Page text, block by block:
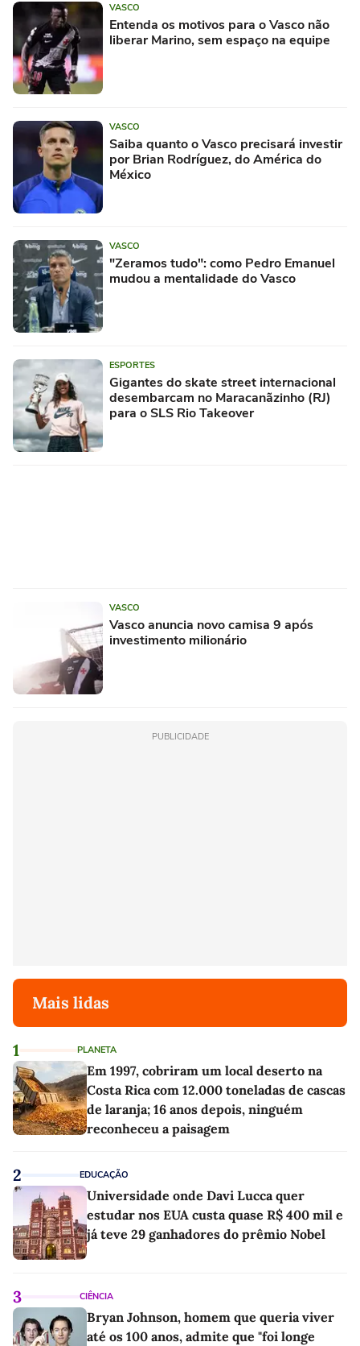
VASCO
Entenda os motivos para o Vasco não
liberar Marino, sem espaço na equipe
VASCO
Saiba quanto o Vasco precisará investir
por Brian Rodríguez, do América do
México
VASCO
"Zeramos tudo": como Pedro Emanuel
mudou a mentalidade do Vasco
ESPORTES
Gigantes do skate street internacional
desembarcam no Maracanãzinho (RJ)
para o SLS Rio Takeover
VASCO
Vasco anuncia novo camisa 9 após
investimento milionário
PUBLICIDADE
Mais lidas
1 PLANETA
Em 1997, cobriram um local deserto na
Costa Rica com 12.000 toneladas de cascas
de laranja; 16 anos depois, ninguém
reconheceu a paisagem
2 EDUCAÇÃO
Universidade onde Davi Lucca quer
estudar nos EUA custa quase R$ 400 mil e
já teve 29 ganhadores do prêmio Nobel
3 CIÊNCIA
Bryan Johnson, homem que queria viver
até os 100 anos, admite que "foi longe